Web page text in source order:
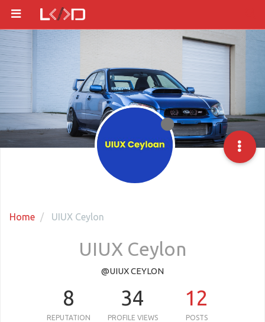
Home UIUX Ceylon
UIUX Ceylon
@UIUX CEYLON
8
REPUTATION
34
PROFILE VIEWS
12
POSTS